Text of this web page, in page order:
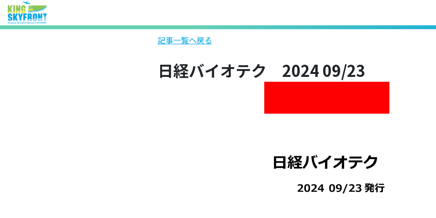
記事一覧へ戻る
日経バイオテク 2024 09/23